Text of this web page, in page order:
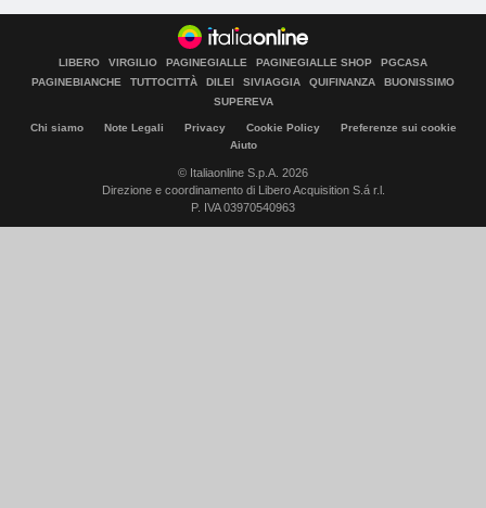
LIBERO VIRGILIO PAGINEGIALLE PAGINEGIALLE SHOP
PGCASA
PAGINEBIANCHE
TUTTOCITTÀ DILEI SIVIAGGIA QUIFINANZA
BUONISSIMO
SUPEREVA
Chi siamo Note Legali Privacy Cookie Policy
Preferenze sui cookie
Aiuto
© Italiaonline S.p.A. 2026
Direzione e coordinamento di Libero Acquisition S.á r.l.
P. IVA 03970540963